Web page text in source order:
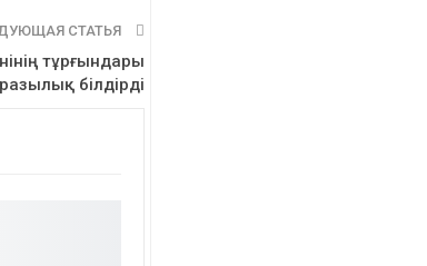
СТАТЬЯ
тұрғындары
білдірді